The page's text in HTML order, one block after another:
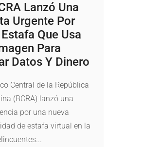
Lanzó Una
Urgente Por
Que Usa
Para
Datos Y Dinero
Central de la República
(BCRA) lanzó una
por una nueva
de estafa virtual en la